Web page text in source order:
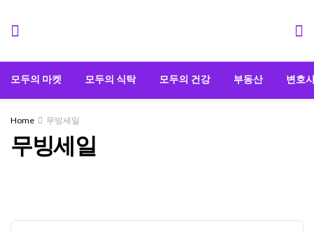
모두의 마켓 모두의 식탁 모두의 건강 부동산 변호
Home 무빙세일
무빙세일